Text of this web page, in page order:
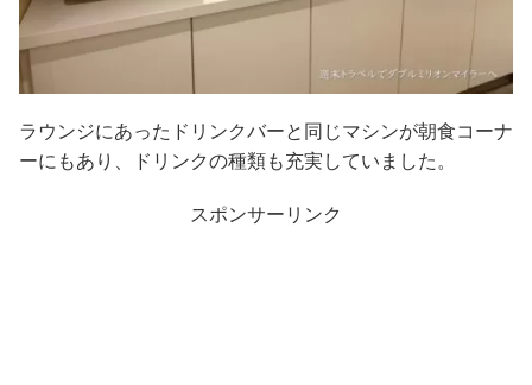
ラウンジにあったドリンクバーと同じマシンが朝食コーナ
ーにもあり、ドリンクの種類も充実していました。
スポンサーリンク